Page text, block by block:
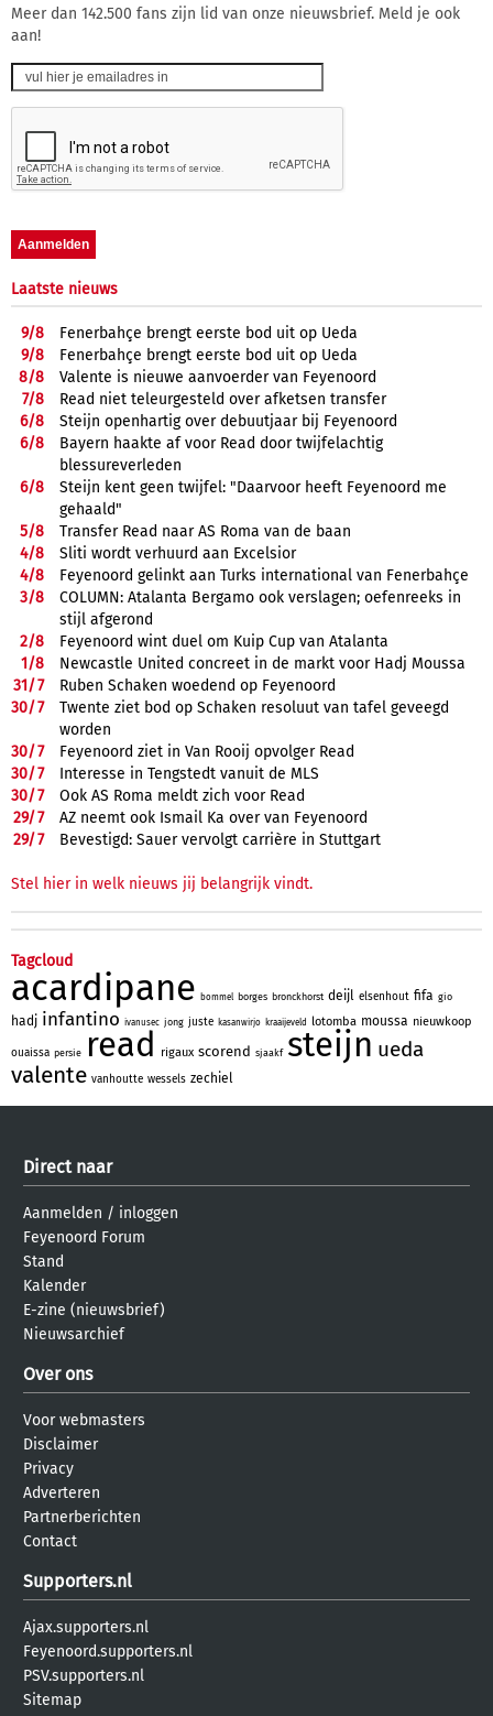
Meer dan 142.500 fans zijn lid van onze nieuwsbrief. Meld je ook
aan!
Laatste nieuws
9/8
Fenerbahçe brengt eerste bod uit op Ueda
9/8
Fenerbahçe brengt eerste bod uit op Ueda
8/8
Valente is nieuwe aanvoerder van Feyenoord
7/8
Read niet teleurgesteld over afketsen transfer
6/8
Steijn openhartig over debuutjaar bij Feyenoord
6/8
Bayern haakte af voor Read door twijfelachtig
blessureverleden
6/8
Steijn kent geen twijfel: "Daarvoor heeft Feyenoord me
gehaald"
5/8
Transfer Read naar AS Roma van de baan
4/8
Sliti wordt verhuurd aan Excelsior
4/8
Feyenoord gelinkt aan Turks international van Fenerbahçe
3/8
COLUMN: Atalanta Bergamo ook verslagen; oefenreeks in
stijl afgerond
2/8
Feyenoord wint duel om Kuip Cup van Atalanta
1/8
Newcastle United concreet in de markt voor Hadj Moussa
31/7
Ruben Schaken woedend op Feyenoord
30/7
Twente ziet bod op Schaken resoluut van tafel geveegd
worden
30/7
Feyenoord ziet in Van Rooij opvolger Read
30/7
Interesse in Tengstedt vanuit de MLS
30/7
Ook AS Roma meldt zich voor Read
29/7
AZ neemt ook Ismail Ka over van Feyenoord
29/7 Bevestigd: Sauer vervolgt carrière in Stuttgart
Stel hier in welk nieuws jij belangrijk vindt.
Tagcloud
acardipane bommel borges bronckhorst deijl elsenhout fifa gio
hadj infantino ivanusec jong juste kasanwirjo kraaijeveld lotomba moussa nieuwkoop
ouaissa persie read rigaux scorend sjaakf steijn ueda
valente vanhoutte wessels zechiel
Direct naar
Aanmelden / inloggen
Feyenoord Forum
Stand
Kalender
E-zine (nieuwsbrief)
Nieuwsarchief
Over ons
Voor webmasters
Disclaimer
Privacy
Adverteren
Partnerberichten
Contact
Supporters.nl
Ajax.supporters.nl
Feyenoord.supporters.nl
PSV.supporters.nl
Sitemap